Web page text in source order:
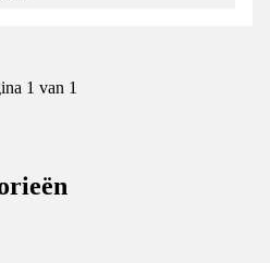
1 van 1